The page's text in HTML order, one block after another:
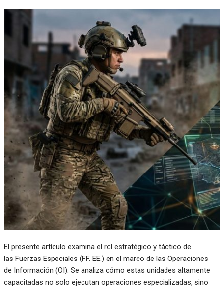
El presente artículo examina el rol estratégico y táctico de
las Fuerzas Especiales (FF. EE.) en el marco de las Operaciones
de Información (OI). Se analiza cómo estas unidades altamente
capacitadas no solo ejecutan operaciones especializadas, sino